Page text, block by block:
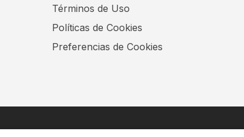
Términos de Uso
Políticas de Cookies
Preferencias de Cookies